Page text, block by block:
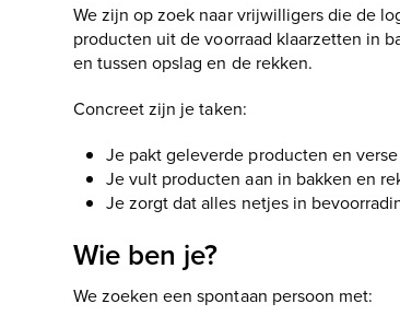
We zijn op zoek naar vrijwilligers die de
producten uit de voorraad klaarzetten in
en tussen opslag en de rekken.
Concreet zijn je taken:
Je pakt geleverde producten en
Je vult producten aan in bakken en
Je zorgt dat alles netjes in
Wie ben je?
We zoeken een spontaan persoon met: